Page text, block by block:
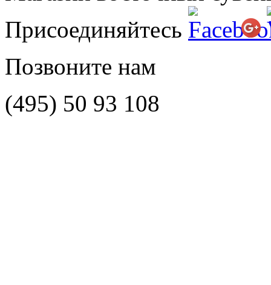
Присоединяйтесь
Позвоните нам
(495) 50 93 108